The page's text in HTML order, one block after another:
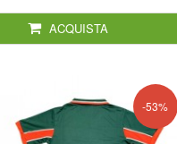
ACQUISTA
-53%